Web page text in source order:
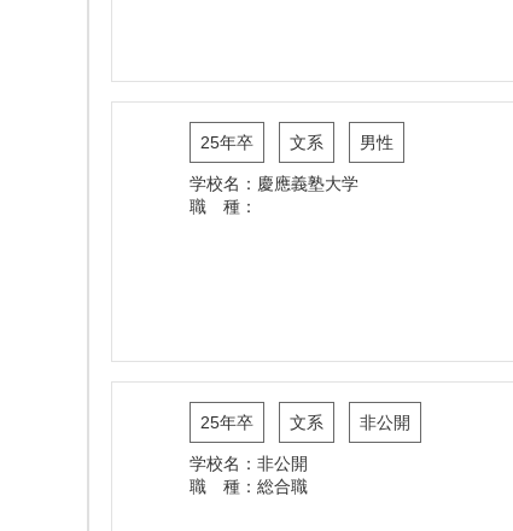
25年卒 文系 男性
学校名：慶應義塾大学
職 種：
25年卒 文系 非公開
学校名：非公開
職 種：総合職